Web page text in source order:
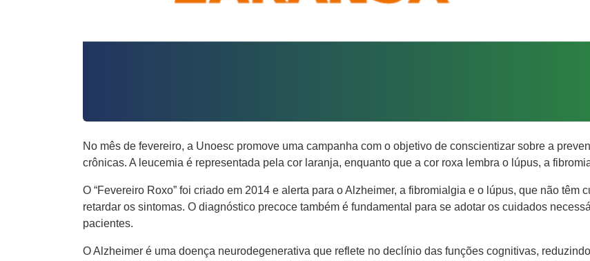
No mês de fevereiro, a Unoesc promove uma campanha com o objetivo de conscientizar sobre a
crônicas. A leucemia é representada pela cor laranja, enquanto que a cor roxa lembra o lúpus, a
O “Fevereiro Roxo” foi criado em 2014 e alerta para o Alzheimer, a fibromialgia e o lúpus, que não têm
retardar os sintomas. O diagnóstico precoce também é fundamental para se adotar os cuidados
pacientes.
O Alzheimer é uma doença neurodegenerativa que reflete no declínio das funções cognitivas,